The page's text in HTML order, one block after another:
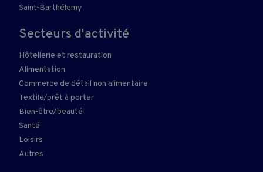
Saint-Barthélemy
Secteurs d'activité
Hôtellerie et restauration
Alimentation
Commerce de détail non alimentaire
Textile/prêt à porter
Bien-être/beauté
Santé
Loisirs
Autres